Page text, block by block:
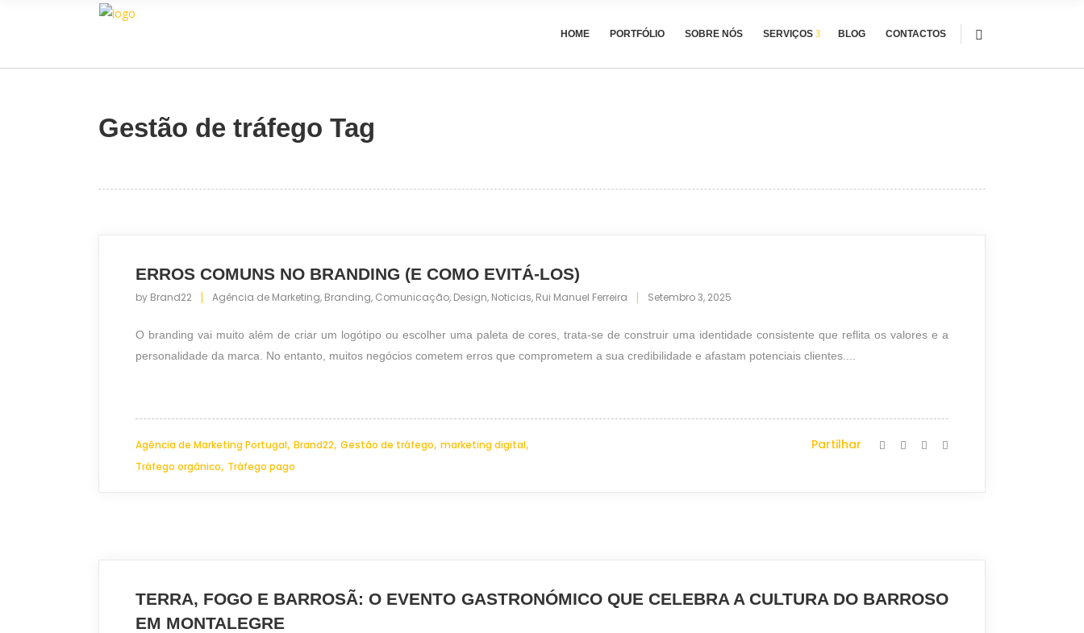
HOME PORTFÓLIO SOBRE NÓS SERVIÇOS BLOG CONTACTOS
Gestão de tráfego Tag
ERROS COMUNS NO BRANDING (E COMO EVITÁ-LOS)
by Brand22 Agência de Marketing, Branding, Comunicação, Design, Noticias, Rui Manuel Ferreira Setembro 3, 2025
O branding vai muito além de criar um logótipo ou escolher uma paleta de cores, trata-se de construir uma identidade consistente que reflita os valores e a
personalidade da marca. No entanto, muitos negócios cometem erros que comprometem a sua credibilidade e afastam potenciais clientes....
Agência de Marketing Portugal, Brand22, Gestão de tráfego, marketing digital,
Tráfego orgânico, Tráfego pago
Partilhar
TERRA, FOGO E BARROSÃ: O EVENTO GASTRONÓMICO QUE CELEBRA A CULTURA DO BARROSO
EM MONTALEGRE